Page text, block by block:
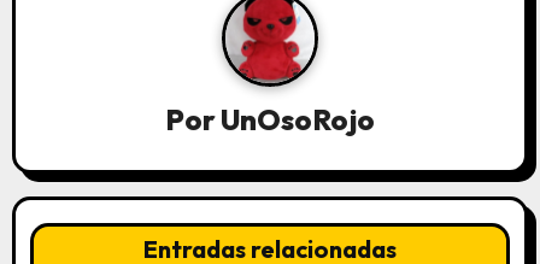
PorUnOsoRojo
Entradas relacionadas